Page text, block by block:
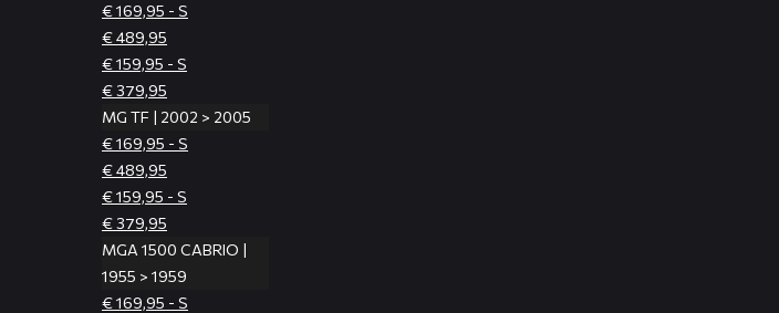
€ 169,95 - S
€ 489,95
€ 159,95 - S
€ 379,95
MG TF | 2002 > 2005
€ 169,95 - S
€ 489,95
€ 159,95 - S
€ 379,95
MGA 1500 CABRIO |
1955 > 1959
€ 169,95 - S